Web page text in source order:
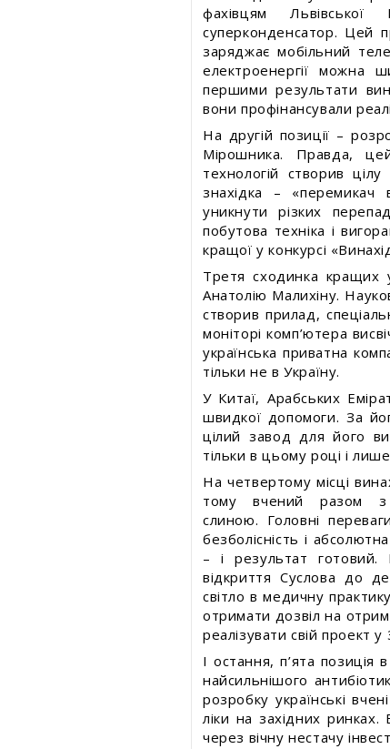
Статті про товари та
Статті про
прилади
Прес-релізи, пост-релізи
Відеоновини
фахівцям Львівської
суперконденсатор. Цей
заряджає мобільний
електроенергії можна
першими результати
вони профінансували
На другій позиції –
Мірошника. Правда,
технологій створив
знахідка –
уникнути різких
побутова техніка і
кращої у конкурсі
Третя сходинка кращих
Анатолію Малихіну.
створив прилад,
моніторі комп’ютера
українська приватна
тільки не в Україну.
У Китаї, Арабських
швидкої допомоги. За
цілий завод для його
тільки в цьому році і
На четвертому місці
тому вчений разом з
слиною. Головні
безболісність і
– і результат готовий.
відкриття Суслова до
світло в медичну
отримати дозвіл на
реалізувати свій проект у
І остання, п’ята позиція
найсильнішого
розробку українські
ліки на західних
через вічну нестачу
Статті про вимірювальні прилади